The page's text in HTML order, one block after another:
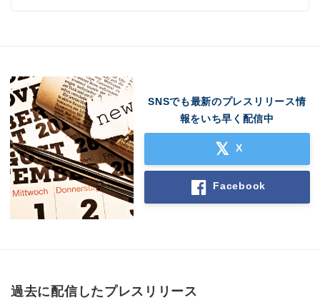
SNSでも最新のプレスリリース情
報をいち早く配信中
X
Facebook
過去に配信したプレスリリース